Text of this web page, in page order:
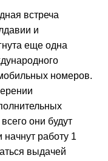
встреча
и
еще одна
номеров.
они будут
работу 1
выдачей